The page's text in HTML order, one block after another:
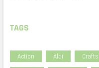
TAGS
Action Aldi